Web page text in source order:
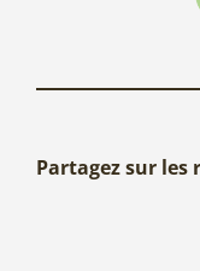
Partagez sur les